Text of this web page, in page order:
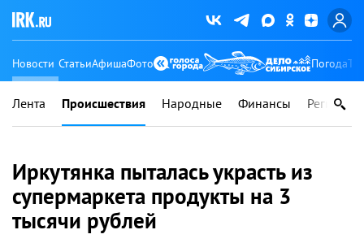
Новости СтатьиАфишаФото Погода
Лента Происшествия Народные Финансы Регионы
Иркутянка пыталась украсть из
супермаркета продукты на 3
тысячи рублей